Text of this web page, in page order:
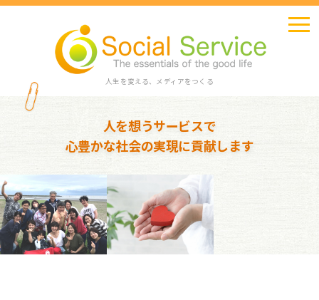
人生を変える、メディアをつくる
人を想うサービスで
心豊かな社会の実現に貢献します